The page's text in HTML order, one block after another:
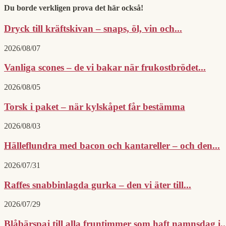
Du borde verkligen prova det här också!
Dryck till kräftskivan – snaps, öl, vin och...
2026/08/07
Vanliga scones – de vi bakar när frukostbrödet...
2026/08/05
Torsk i paket – när kylskåpet får bestämma
2026/08/03
Hälleflundra med bacon och kantareller – och den...
2026/07/31
Raffes snabbinlagda gurka – den vi äter till...
2026/07/29
Blåbärspaj till alla fruntimmer som haft namnsdag